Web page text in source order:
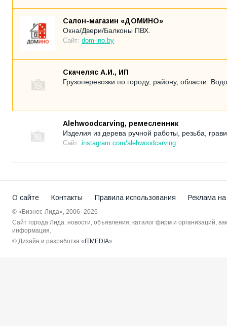
Салон-магазин «ДОМИНО»
Окна/Двери/Балконы ПВХ.
Сайт: dom-ino.by
Скачеляс А.И., ИП
Грузоперевозки по городу, району, области.
Alehwoodcarving, ремесленник
Изделия из дерева ручной работы, резьба,
Сайт: instagram.com/alehwoodcarving
О сайте Контакты Правила использования Реклама
© «Бизнес-Лида», 2006–2026
Сайт города Лида: новости, объявления, каталог фирм и организаций,
информация.
© Дизайн и разработка «ITMEDIA»